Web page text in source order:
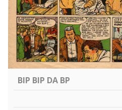
BIP BIP DA BP